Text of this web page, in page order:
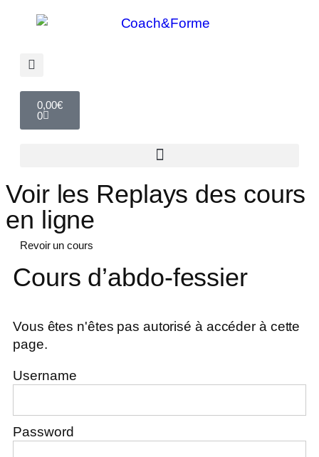
0,00€
0
Voir les Replays des cours
en ligne
Revoir un cours
Cours d’abdo-fessier
Vous êtes n'êtes pas autorisé à accéder à cette
page.
Username
Password